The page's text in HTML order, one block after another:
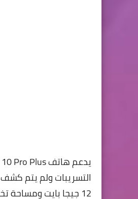
التسريبات ولم يتم